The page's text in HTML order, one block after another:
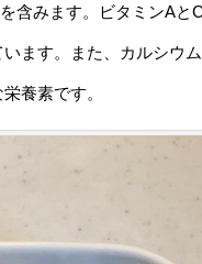
含みます。ビタミンAと
ます。また、カルシウ
養素です。